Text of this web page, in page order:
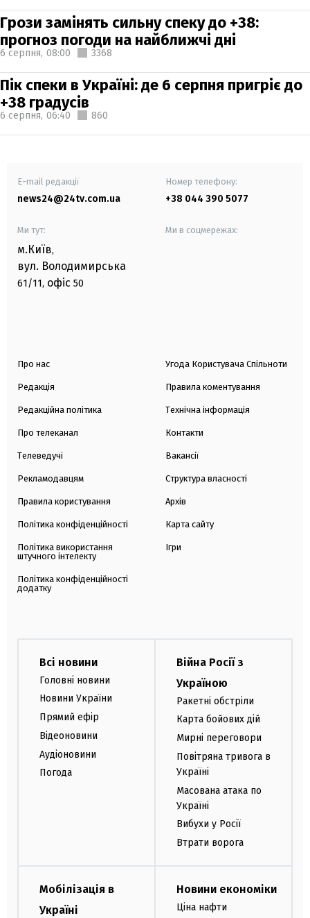
Грози замінять сильну спеку до +38:
прогноз погоди на найближчі дні
6 серпня, 08:00 3368
Пік спеки в Україні: де 6 серпня пригріє до
+38 градусів
6 серпня, 06:40 860
E-mail редакції
news24@24tv.com.ua
Номер телефону:
+38 044 390 5077
Ми тут:
м.Київ,
вул. Володимирська
61/11, офіс 50
Ми в соцмережах:
Про нас
Редакція
Редакційна політика
Про телеканал
Телеведучі
Рекламодавцям
Правила користування
Політика конфіденційності
Політика використання
штучного інтелекту
Політика конфіденційності
додатку
Угода Користувача Спільноти
Правила коментування
Технічна інформація
Контакти
Вакансії
Структура власності
Архів
Карта сайту
Ігри
Всі новини
Головні новини
Новини України
Прямий ефір
Відеоновини
Аудіоновини
Погода
Війна Росії з
Україною
Ракетні обстріли
Карта бойових дій
Мирні переговори
Повітряна тривога в
Україні
Масована атака по
Україні
Вибухи у Росії
Втрати ворога
Мобілізація в
Україні
Новини економіки
Ціна нафти